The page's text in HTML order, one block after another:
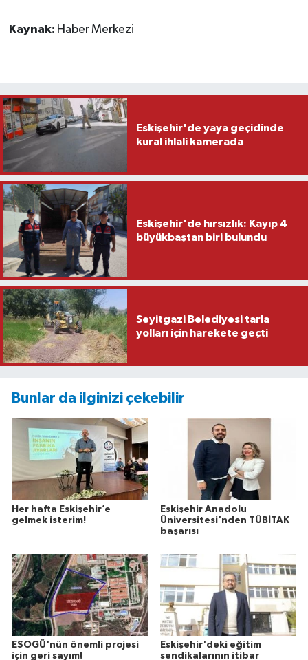
Kaynak: Haber Merkezi
Eskişehir'de yaya geçidinde
kural ihlali kamerada
Eskişehir'de hırsızlık: Kayıp 4
büyükbaştan biri bulundu
Seyitgazi Belediyesi tarla
yolları için harekete geçti
Bunlar da ilginizi çekebilir
Her hafta Eskişehir’e
gelmek isterim!
Eskişehir Anadolu
Üniversitesi'nden TÜBİTAK
başarısı
ESOGÜ'nün önemli projesi
için geri sayım!
Eskişehir'deki eğitim
sendikalarının itibar